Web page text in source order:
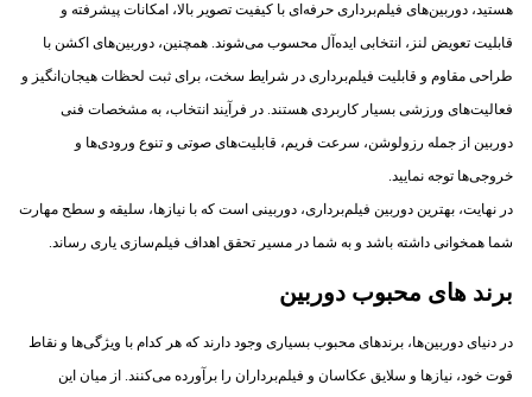
هستید، دوربین‌های فیلم‌برداری حرفه‌ای با کیفیت تصویر بالا، امکانات پیشرفته و
قابلیت تعویض لنز، انتخابی ایده‌آل محسوب می‌شوند. همچنین، دوربین‌های اکشن با
طراحی مقاوم و قابلیت فیلم‌برداری در شرایط سخت، برای ثبت لحظات هیجان‌انگیز و
فعالیت‌های ورزشی بسیار کاربردی هستند. در فرآیند انتخاب، به مشخصات فنی
دوربین از جمله رزولوشن، سرعت فریم، قابلیت‌های صوتی و تنوع ورودی‌ها و
خروجی‌ها توجه نمایید.
در نهایت، بهترین دوربین فیلم‌برداری، دوربینی است که با نیازها، سلیقه و سطح مهارت
شما همخوانی داشته باشد و به شما در مسیر تحقق اهداف فیلم‌سازی یاری رساند.
برند های محبوب دوربین
در دنیای دوربین‌ها، برندهای محبوب بسیاری وجود دارند که هر کدام با ویژگی‌ها و نقاط
قوت خود، نیازها و سلایق عکاسان و فیلم‌برداران را برآورده می‌کنند. از میان این